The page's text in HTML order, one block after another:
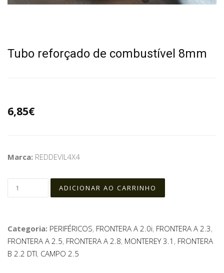
Tubo reforçado de combustível 8mm
6,85€
Marca: REDDEVIL4X4
Categoria: PERIFÉRICOS, FRONTERA A 2.0i, FRONTERA A 2.3,
FRONTERA A 2.5, FRONTERA A 2.8, MONTEREY 3.1 , FRONTERA
B 2.2 DTI, CAMPO 2.5